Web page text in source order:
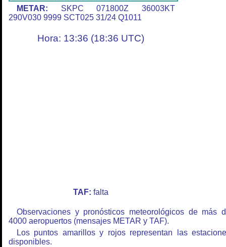
METAR: SKPC 071800Z 36003KT
290V030 9999 SCT025 31/24 Q1011
Hora: 13:36 (18:36 UTC)
TAF: falta
Observaciones y pronósticos meteorológicos de más
4000 aeropuertos (mensajes METAR y TAF).
Los puntos amarillos y rojos representan las
disponibles.